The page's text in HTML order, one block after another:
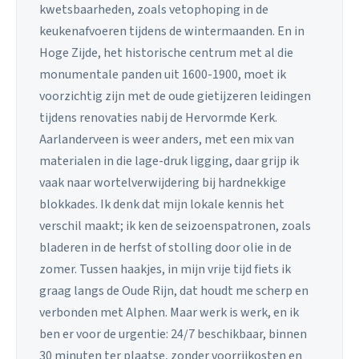
kwetsbaarheden, zoals vetophoping in de
keukenafvoeren tijdens de wintermaanden. En in
Hoge Zijde, het historische centrum met al die
monumentale panden uit 1600-1900, moet ik
voorzichtig zijn met de oude gietijzeren leidingen
tijdens renovaties nabij de Hervormde Kerk.
Aarlanderveen is weer anders, met een mix van
materialen in die lage-druk ligging, daar grijp ik
vaak naar wortelverwijdering bij hardnekkige
blokkades. Ik denk dat mijn lokale kennis het
verschil maakt; ik ken de seizoenspatronen, zoals
bladeren in de herfst of stolling door olie in de
zomer. Tussen haakjes, in mijn vrije tijd fiets ik
graag langs de Oude Rijn, dat houdt me scherp en
verbonden met Alphen. Maar werk is werk, en ik
ben er voor de urgentie: 24/7 beschikbaar, binnen